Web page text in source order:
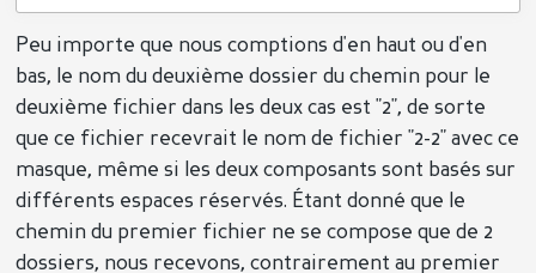
Peu importe que nous comptions d'en haut ou d'en
bas, le nom du deuxième dossier du chemin pour le
deuxième fichier dans les deux cas est "2", de sorte
que ce fichier recevrait le nom de fichier "2-2" avec ce
masque, même si les deux composants sont basés sur
différents espaces réservés. Étant donné que le
chemin du premier fichier ne se compose que de 2
dossiers, nous recevons, contrairement au premier